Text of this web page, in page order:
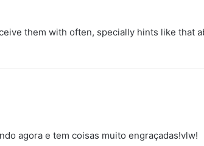
them with often, specially hints like that
agora e tem coisas muito engraçadas!vlw!